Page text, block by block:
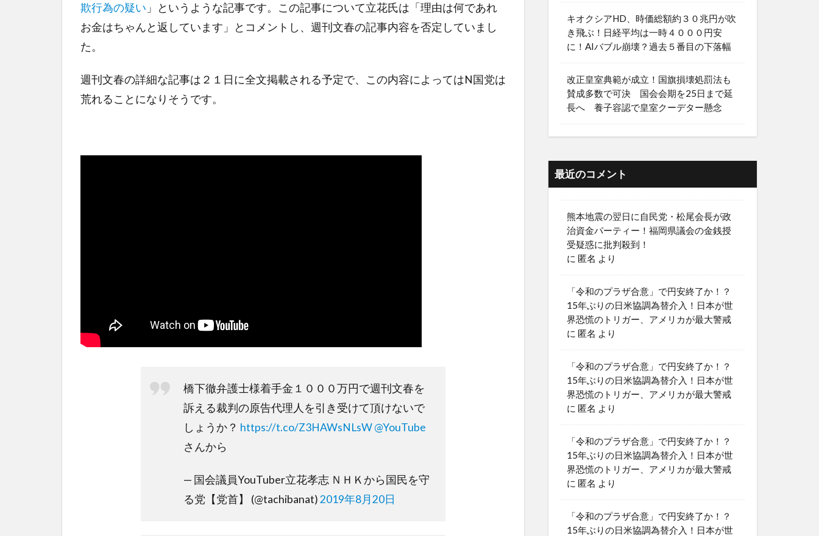
欺行為の疑い 」というような記事です。この記事について立花氏は「理由は何であれ
お金はちゃんと返しています」とコメントし、週刊文春の記事内容を否定していまし
た。
週刊文春の詳細な記事は２１日に全文掲載される予定で、この内容によってはN国党は
荒れることになりそうです。
橋下徹弁護士様着手金１０００万円で週刊文春を
訴える裁判の原告代理人を引き受けて頂けないで
しょうか？ https://t.co/Z3HAWsNLsW@YouTube
さんから
— 国会議員YouTuber立花孝志 ＮＨＫから国民を守
る党【党首】 (@tachibanat)2019年8月20日
キオクシアHD、時価総額約３０兆円が吹
き飛ぶ！日経平均は一時４０００円安
に！AIバブル崩壊？過去５番目の下落幅
改正皇室典範が成立！国旗損壊処罰法も
賛成多数で可決 国会会期を25日まで延
長へ 養子容認で皇室クーデター懸念
最近のコメント
熊本地震の翌日に自民党・松尾会長が政
治資金パーティー！福岡県議会の金銭授
受疑惑に批判殺到！
に 匿名 より
「令和のプラザ合意」で円安終了か！？
15年ぶりの日米協調為替介入！日本が世
界恐慌のトリガー、アメリカが最大警戒
に 匿名 より
「令和のプラザ合意」で円安終了か！？
15年ぶりの日米協調為替介入！日本が世
界恐慌のトリガー、アメリカが最大警戒
に 匿名 より
「令和のプラザ合意」で円安終了か！？
15年ぶりの日米協調為替介入！日本が世
界恐慌のトリガー、アメリカが最大警戒
に 匿名 より
「令和のプラザ合意」で円安終了か！？
15年ぶりの日米協調為替介入！日本が世